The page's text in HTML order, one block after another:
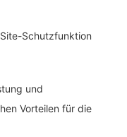
Schutzfunktion
und
Vorteilen für die